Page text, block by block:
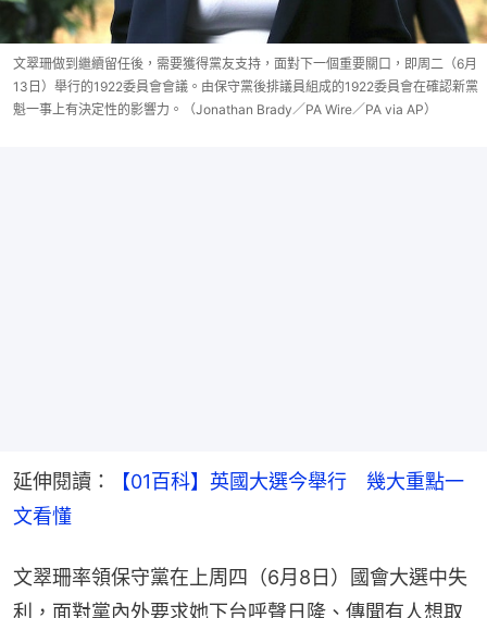
文翠珊做到繼續留任後，需要獲得黨友支持，面對下一個重要關口，即周二（6月
13日）舉行的1922委員會會議。由保守黨後排議員組成的1922委員會在確認新黨
魁一事上有決定性的影響力。（Jonathan Brady／PA Wire／PA via AP）
延伸閱讀：
【01百科】英國大選今舉行　幾大重點一
文看懂
文翠珊率領保守黨在上周四（6月8日）國會大選中失
利，面對黨內外要求她下台呼聲日隆、傳聞有人想取